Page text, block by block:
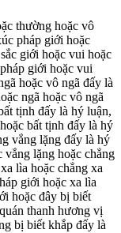
thường hoặc vô
pháp giới hoặc
giới hoặc vui hoặc
giới hoặc vui
hoặc vô ngã đấy là
ngã hoặc vô ngã
tịnh đấy là hý luận,
bất tịnh đấy là hý
vắng lặng đấy là hý
lặng hoặc chẳng
lìa hoặc chẳng xa
giới hoặc xa lìa
hoặc đây bị biết
thanh hương vị
bị biết khắp đấy là